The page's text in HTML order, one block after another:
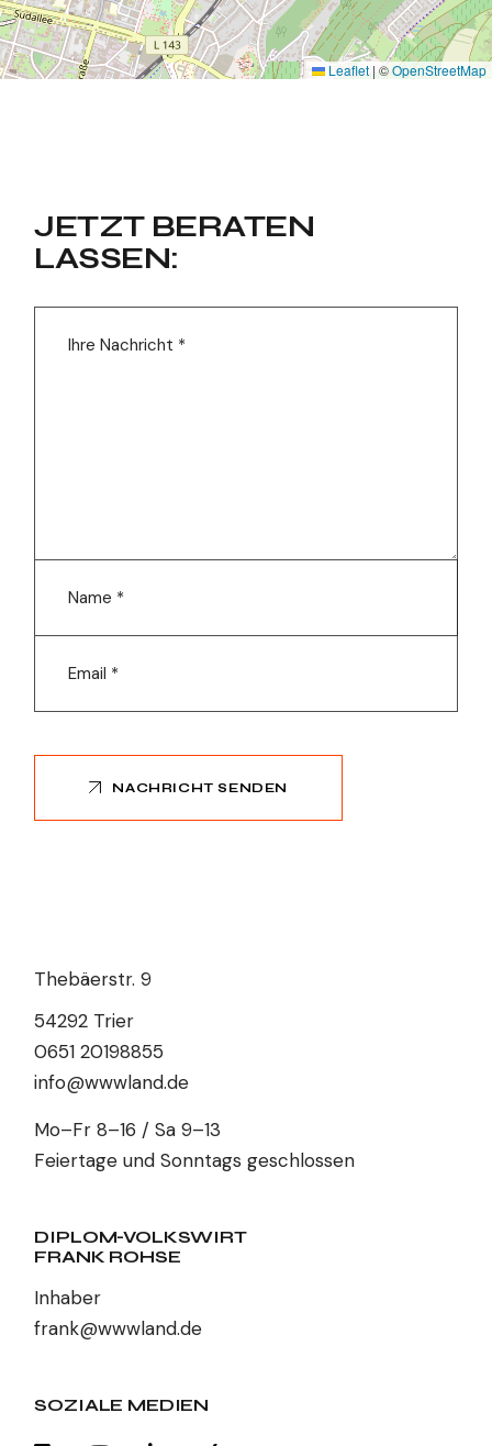
Leaflet | ©OpenStreetMap
JETZT BERATEN
LASSEN:
NACHRICHT SENDEN
Thebäerstr. 9
54292 Trier
0651 20198855
info@wwwland.de
Mo–Fr 8–16 / Sa 9–13
Feiertage und Sonntags geschlossen
DIPLOM-VOLKSWIRT
FRANK ROHSE
Inhaber
frank@wwwland.de
SOZIALE MEDIEN